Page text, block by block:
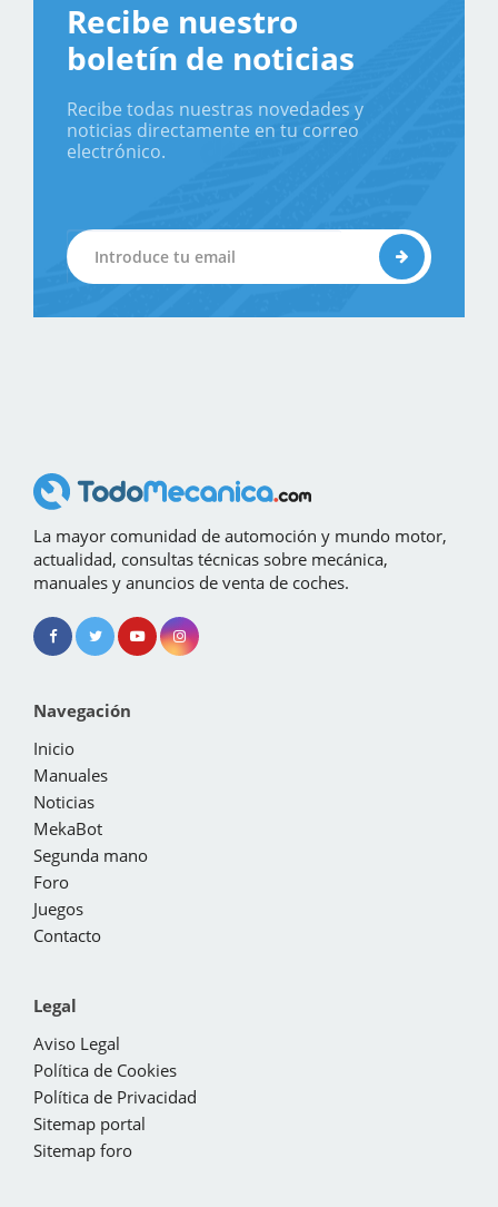
Recibe nuestro
boletín de noticias
Recibe todas nuestras novedades y
noticias directamente en tu correo
electrónico.
La mayor comunidad de automoción y mundo motor,
actualidad, consultas técnicas sobre mecánica,
manuales y anuncios de venta de coches.
Navegación
Inicio
Manuales
Noticias
MekaBot
Segunda mano
Foro
Juegos
Contacto
Legal
Aviso Legal
Política de Cookies
Política de Privacidad
Sitemap portal
Sitemap foro